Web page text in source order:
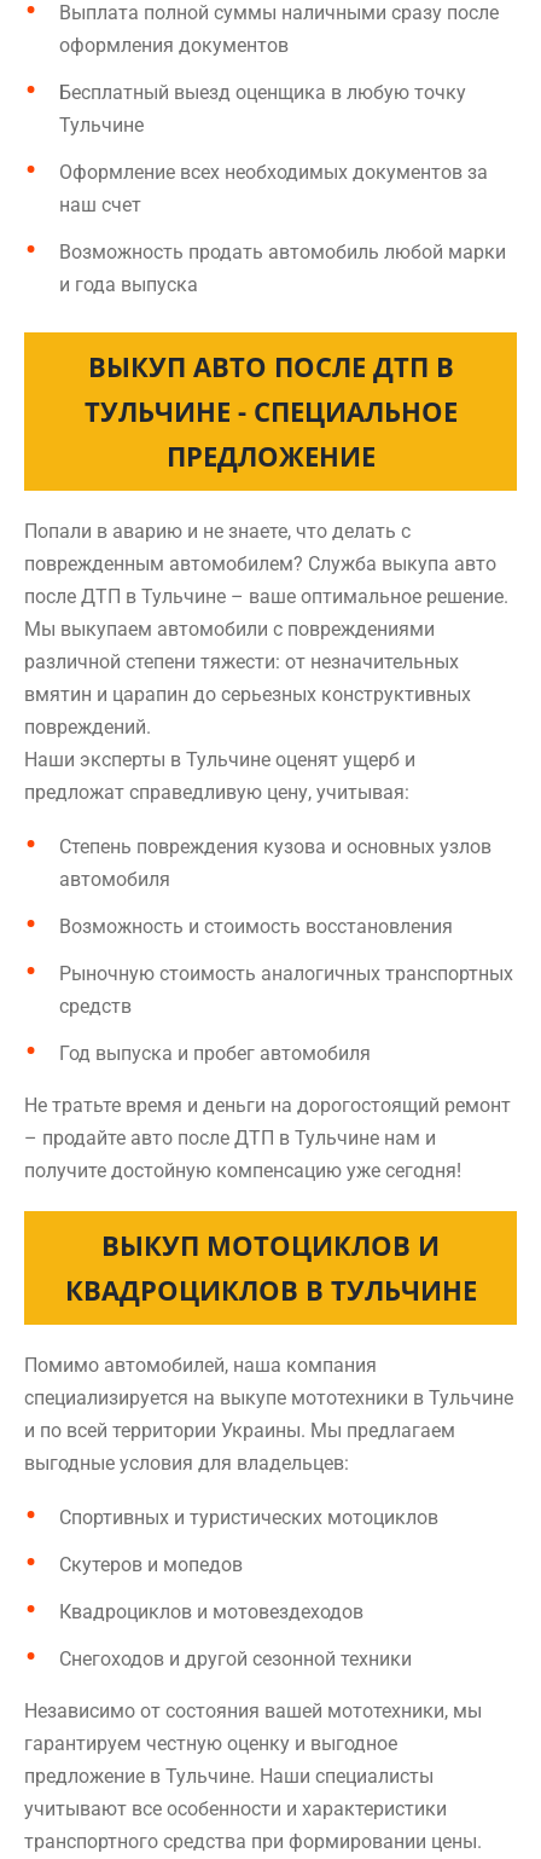
Выплата полной суммы наличными сразу после
оформления документов
Бесплатный выезд оценщика в любую точку
Тульчине
Оформление всех необходимых документов за
наш счет
Возможность продать автомобиль любой марки
и года выпуска
ВЫКУП АВТО ПОСЛЕ ДТП В
ТУЛЬЧИНЕ - СПЕЦИАЛЬНОЕ
ПРЕДЛОЖЕНИЕ
Попали в аварию и не знаете, что делать с
поврежденным автомобилем? Служба выкупа авто
после ДТП в Тульчине – ваше оптимальное решение.
Мы выкупаем автомобили с повреждениями
различной степени тяжести: от незначительных
вмятин и царапин до серьезных конструктивных
повреждений.
Наши эксперты в Тульчине оценят ущерб и
предложат справедливую цену, учитывая:
Степень повреждения кузова и основных узлов
автомобиля
Возможность и стоимость восстановления
Рыночную стоимость аналогичных транспортных
средств
Год выпуска и пробег автомобиля
Не тратьте время и деньги на дорогостоящий ремонт
– продайте авто после ДТП в Тульчине нам и
получите достойную компенсацию уже сегодня!
ВЫКУП МОТОЦИКЛОВ И
КВАДРОЦИКЛОВ В ТУЛЬЧИНЕ
Помимо автомобилей, наша компания
специализируется на выкупе мототехники в Тульчине
и по всей территории Украины. Мы предлагаем
выгодные условия для владельцев:
Спортивных и туристических мотоциклов
Скутеров и мопедов
Квадроциклов и мотовездеходов
Снегоходов и другой сезонной техники
Независимо от состояния вашей мототехники, мы
гарантируем честную оценку и выгодное
предложение в Тульчине. Наши специалисты
учитывают все особенности и характеристики
транспортного средства при формировании цены.